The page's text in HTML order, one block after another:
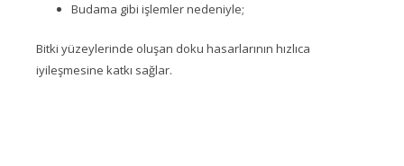
Budama gibi işlemler nedeniyle;
Bitki yüzeylerinde oluşan doku hasarlarının hızlıca
iyileşmesine katkı sağlar.